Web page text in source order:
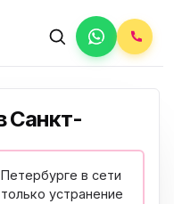
Санкт-
в сети
устранение